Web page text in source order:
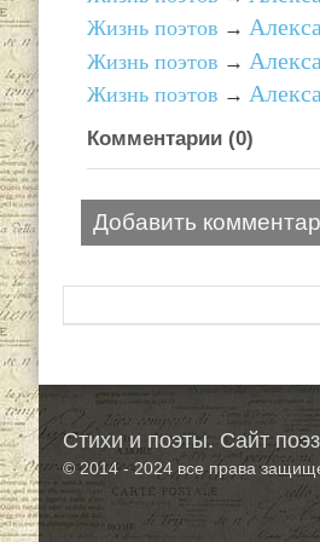
Жизнь поэтов →
Жизнь поэтов →
Жизнь поэтов →
Комментарии (0)
Добавить
Стихи и поэты. Сайт
© 2014 - 2024все права